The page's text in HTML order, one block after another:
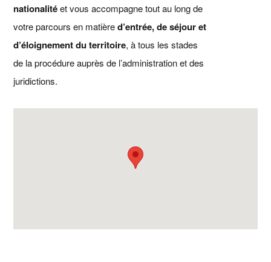
nationalitéet vous accompagne tout au long de
votre parcours en matièred’entrée, de séjour et
d’éloignement du territoire, à tous les stades
de la procédure auprès de l’administration et des
juridictions.